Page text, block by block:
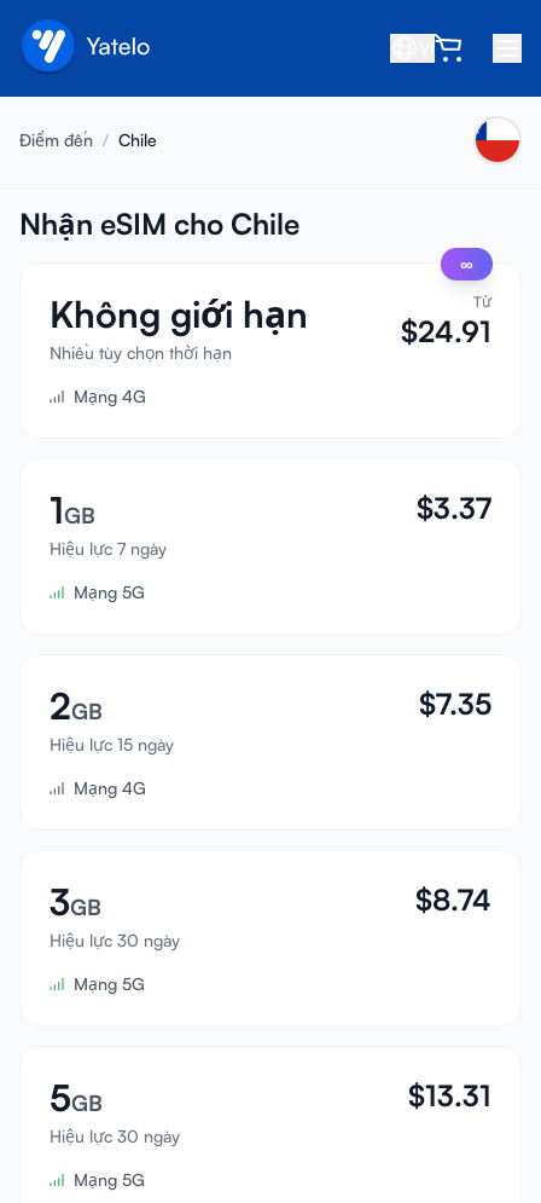
Giới thiệu
Giới thiệu bạn bè
Trở thành đối tác
Trung tâm trợ giúp
Tương thích thiết bị
Đăng nhập
Điểm đến / Chile
Nhận eSIM cho Chile
∞
Không giới hạn
Nhiều tùy chọn thời hạn
Từ
$24.91
Mạng 4G
1GB
Hiệu lực 7 ngày
$3.37
Mạng 5G
2GB
Hiệu lực 15 ngày
$7.35
Mạng 4G
3GB
Hiệu lực 30 ngày
$8.74
Mạng 5G
5GB
Hiệu lực 30 ngày
$13.31
Mạng 5G